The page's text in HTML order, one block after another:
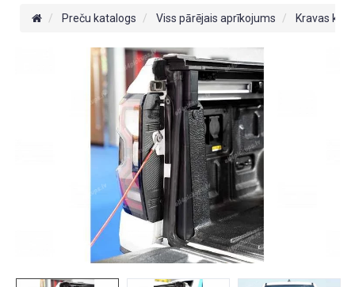
PIEGĀDE
KONTAKTINFORMĀCIJA
Preču katalogs Viss pārējais aprīkojums Kravas